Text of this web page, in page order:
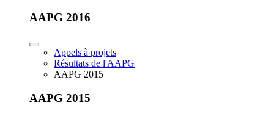
AAPG 2016
Appels à projets
Résultats de l'AAPG
AAPG 2015
AAPG 2015